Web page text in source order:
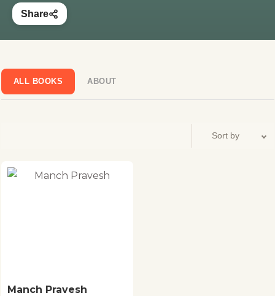
का निर्देशन किया है। वर्तमान में वह विरासत शिक्षा के क्षेत्र में दिल्ली, जयपुर,
श्रीनगर और हैदराबाद में परियोजनाओं की शुरुआत करने में सक्रिय हैं। वह बीस
Share
ALL BOOKS ABOUT
Manch Pravesh